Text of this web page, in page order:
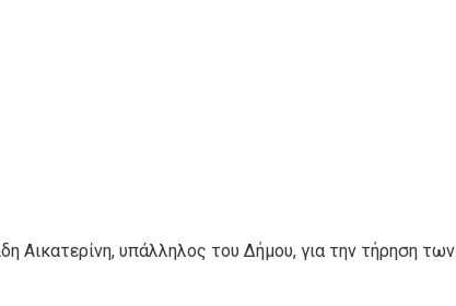
Αικατερίνη, υπάλληλος του Δήμου, για την τήρηση των